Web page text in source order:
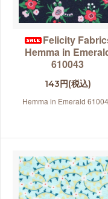
Felicity
Hemma in
610043
143円(税込)
Hemma in Emerald